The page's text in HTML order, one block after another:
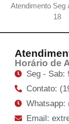
Atendimento Seg
18
Horário de
Seg - Sab:
Contato:
Whatsapp:
Email: